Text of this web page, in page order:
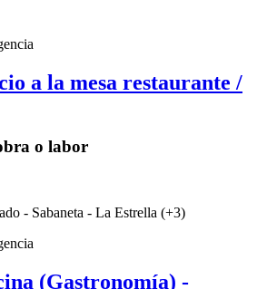
a la mesa restaurante /
o labor
- Sabaneta - La Estrella (+3)
(Gastronomía) -